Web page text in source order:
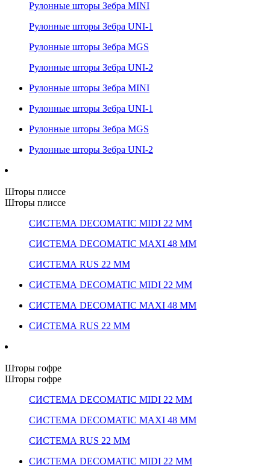
Рулонные шторы Зебра MINI
Рулонные шторы Зебра UNI-1
Рулонные шторы Зебра MGS
Рулонные шторы Зебра UNI-2
Рулонные шторы Зебра MINI
Рулонные шторы Зебра UNI-1
Рулонные шторы Зебра MGS
Рулонные шторы Зебра UNI-2
Шторы плиссе
Шторы плиссе
СИСТЕМА DECOMATIC MIDI 22 ММ
СИСТЕМА DECOMATIC MAXI 48 ММ
СИСТЕМА RUS 22 ММ
СИСТЕМА DECOMATIC MIDI 22 ММ
СИСТЕМА DECOMATIC MAXI 48 ММ
СИСТЕМА RUS 22 ММ
Шторы гофре
Шторы гофре
СИСТЕМА DECOMATIC MIDI 22 ММ
СИСТЕМА DECOMATIC MAXI 48 ММ
СИСТЕМА RUS 22 ММ
СИСТЕМА DECOMATIC MIDI 22 ММ